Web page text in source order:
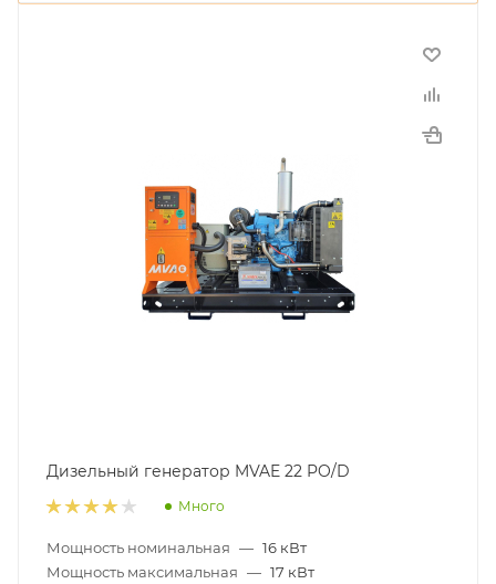
Дизельный генератор MVAE 22 PO/D
Много
Мощность номинальная — 16 кВт
Мощность максимальная — 17 кВт